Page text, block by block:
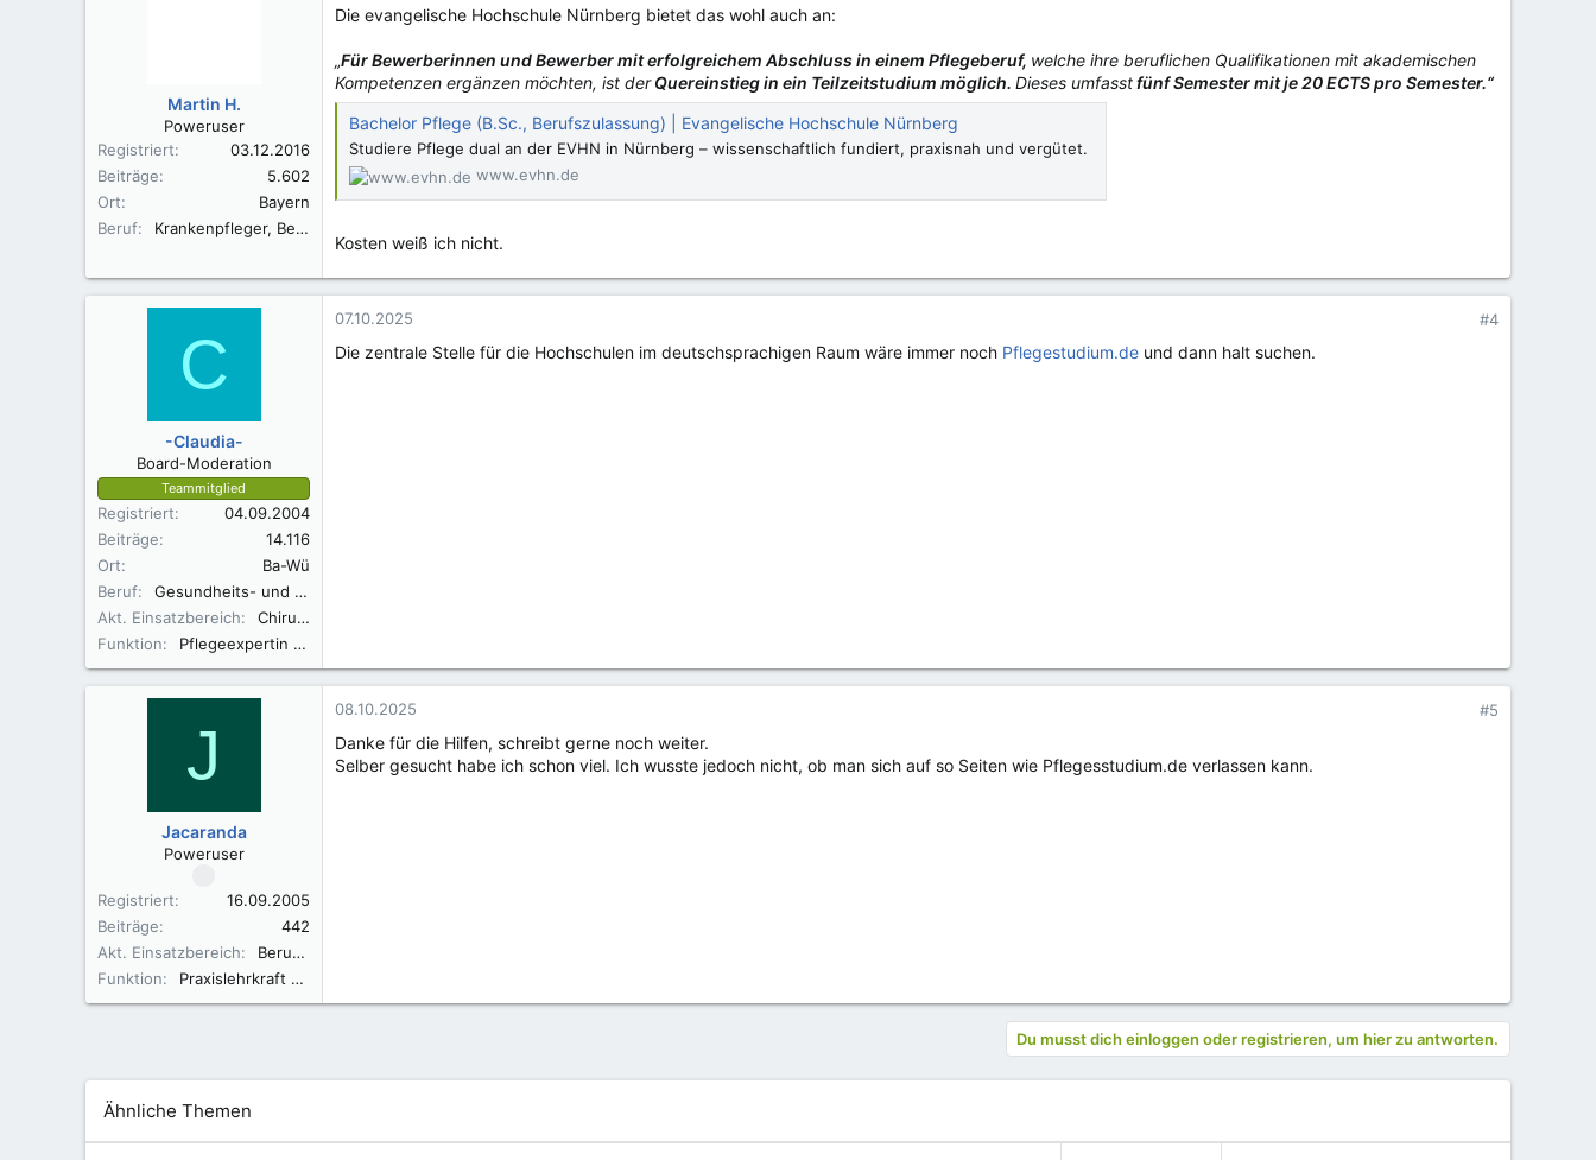
Martin H.
Poweruser
Registriert
03.12.2016
Beiträge
5.602
Ort
Bayern
Beruf
Krankenpfleger, Berufspädagoge im Gesundheitswesen B. A.
Die evangelische Hochschule Nürnberg bietet das wohl auch an:
„Für Bewerberinnen und Bewerber mit erfolgreichem Abschluss in einem Pflegeberuf, welche ihre beruflichen Qualifikationen mit akademischen
Kompetenzen ergänzen möchten, ist derQuereinstieg in ein Teilzeitstudium möglich. Dieses umfasstfünf Semester mit je 20 ECTS pro Semester.“
Bachelor Pflege (B.Sc., Berufszulassung) | Evangelische Hochschule Nürnberg
Studiere Pflege dual an der EVHN in Nürnberg – wissenschaftlich fundiert, praxisnah und vergütet.
www.evhn.de
Kosten weiß ich nicht.
C
-Claudia-
Board-Moderation
Teammitglied
Registriert
04.09.2004
Beiträge
14.116
Ort
Ba-Wü
Beruf
Gesundheits- und Krankenpflegerin
Akt. Einsatzbereich
Chirurgie
Funktion
Pflegeexpertin ANP
07.10.2025 #4
Die zentrale Stelle für die Hochschulen im deutschsprachigen Raum wäre immer noch Pflegestudium.de und dann halt suchen.
J
Jacaranda
Poweruser
Registriert
16.09.2005
Beiträge
442
Akt. Einsatzbereich
Berufsfachschule und KH
Funktion
Praxislehrkraft BFS
08.10.2025 #5
Danke für die Hilfen, schreibt gerne noch weiter.
Selber gesucht habe ich schon viel. Ich wusste jedoch nicht, ob man sich auf so Seiten wie Pflegesstudium.de verlassen kann.
Du musst dich einloggen oder registrieren, um hier zu antworten.
Ähnliche Themen